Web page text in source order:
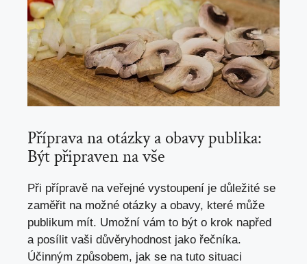
Příprava na otázky a obavy publika:
Být připraven na vše
Při přípravě na veřejné vystoupení je důležité se
zaměřit na možné otázky a obavy, které může
publikum mít. Umožní vám to být o krok napřed
a posílit vaši důvěryhodnost jako řečníka.
Účinným způsobem, jak se na tuto situaci